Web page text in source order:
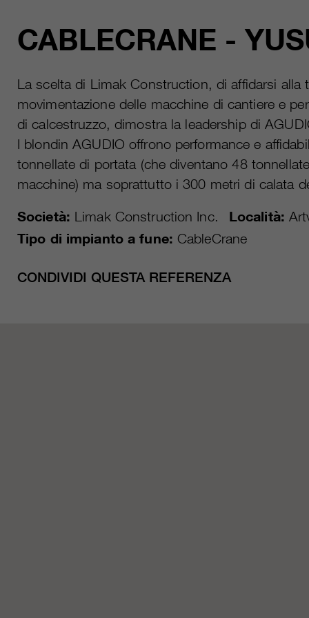
CABLECRANE -
La scelta di Limak Construction, di affidarsi alla
movimentazione delle macchine di cantiere e
di calcestruzzo, dimostra la leadership di
I blondin AGUDIO offrono performance e
tonnellate di portata (che diventano 48
macchine) ma soprattutto i 300 metri di calata
Società: Limak Construction Inc. Località:
Tipo di impianto a fune: CableCrane
CONDIVIDI QUESTA REFERENZA